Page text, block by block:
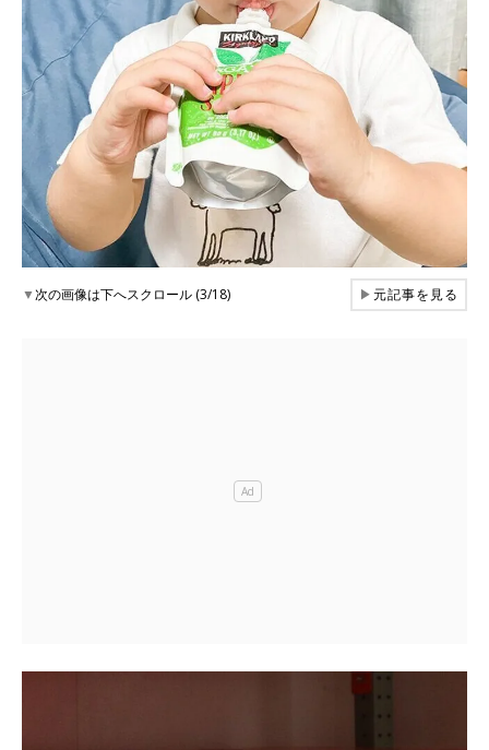
▼次の画像は下へスクロール (3/18) ▶元記事を見る